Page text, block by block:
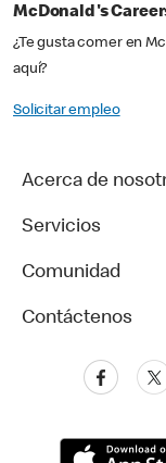
McDonald's
¿Te gusta comer en
aquí?
Solicitar empleo
Acerca de
Servicios
Comunidad
Contáctenos